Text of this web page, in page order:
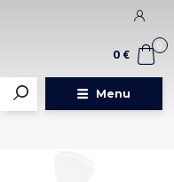
Menu
0
0 €